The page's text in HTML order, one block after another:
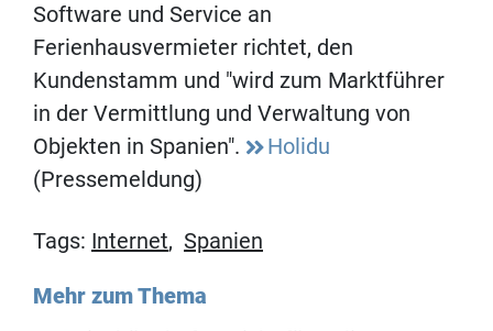
Software und Service an
Ferienhausvermieter richtet, den
Kundenstamm und "wird zum Marktführer
in der Vermittlung und Verwaltung von
Objekten in Spanien".
Holidu
(Pressemeldung)
Tags: Internet, Spanien
Mehr zum Thema